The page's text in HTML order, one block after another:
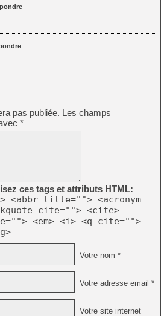
pas publiée. Les champs
*
ces tags et attributs HTML:
title=""> <acronym
cite=""> <cite>
<em> <i> <q cite="">
Votre nom *
Votre adresse email *
Votre site internet